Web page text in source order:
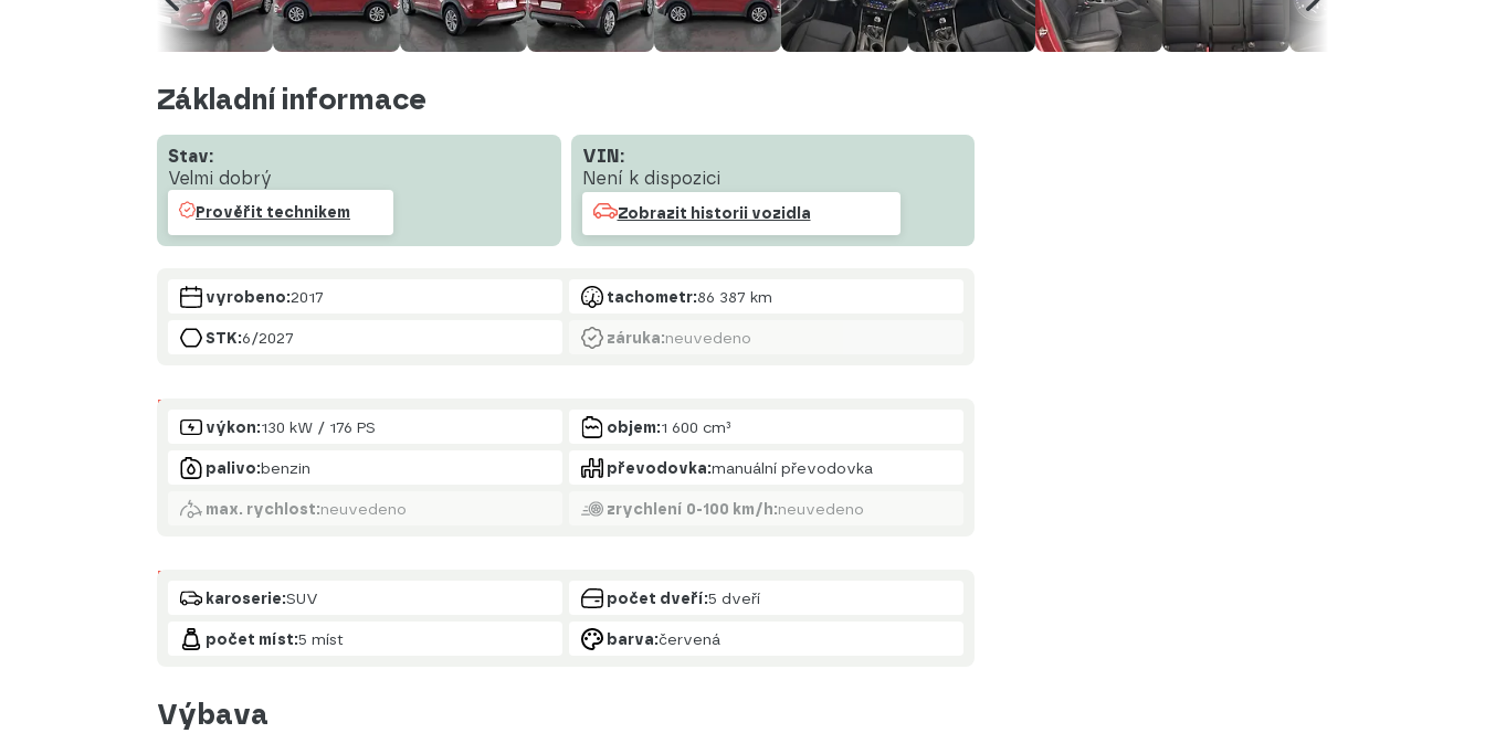
Základní informace
Stav:
Velmi dobrý
Prověřit technikem
VIN:
Není k dispozici
Zobrazit historii vozidla
vyrobeno:2017 tachometr:86 387 km
STK:6/2027 záruka:neuvedeno
Motor
výkon:130 kW / 176 PS objem:1 600 cm³
palivo:benzin převodovka:manuální převodovka
max. rychlost:neuvedeno zrychlení 0-100 km/h:neuvedeno
Karoserie
karoserie:SUV počet dveří:5 dveří
počet míst:5 míst barva:červená
Výbava